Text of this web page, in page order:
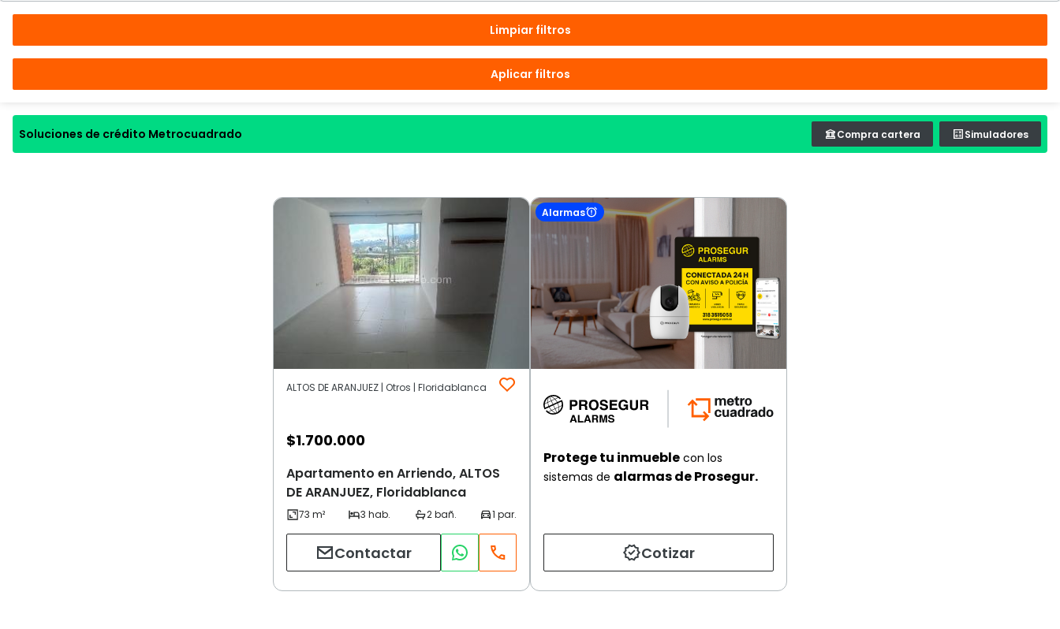
Limpiar filtros
Aplicar filtros
Soluciones de crédito Metrocuadrado Compra cartera Simuladores
ALTOS DE ARANJUEZ | Otros | Floridablanca
$1.700.000
Apartamento en Arriendo, ALTOS
DE ARANJUEZ, Floridablanca
Contactar
Alarmas
Protege tu inmueble con los
sistemas de alarmas de Prosegur.
Cotizar